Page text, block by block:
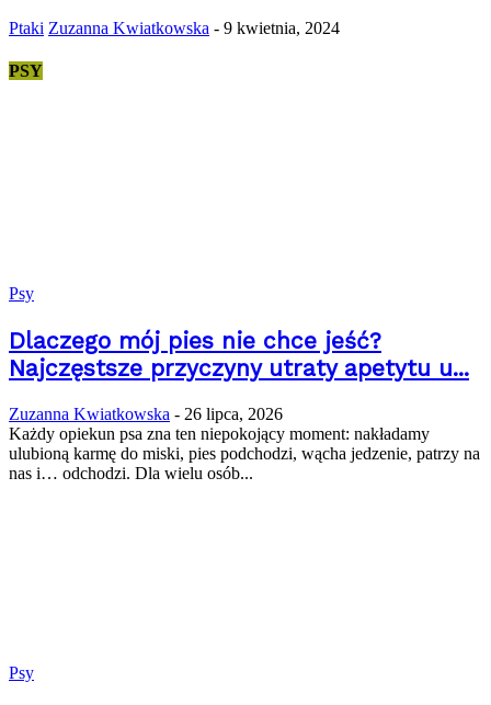
Ptaki Zuzanna Kwiatkowska - 9 kwietnia, 2024
PSY
Psy
Dlaczego mój pies nie chce jeść?
Najczęstsze przyczyny utraty apetytu u...
Zuzanna Kwiatkowska - 26 lipca, 2026
Każdy opiekun psa zna ten niepokojący moment: nakładamy
ulubioną karmę do miski, pies podchodzi, wącha jedzenie, patrzy na
nas i… odchodzi. Dla wielu osób...
Psy